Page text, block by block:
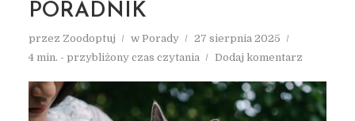
PORADNIK
przez Zoodoptuj w Porady
27 sierpnia 2025
4 min. - przybliżony czas czytania
Dodaj komentarz